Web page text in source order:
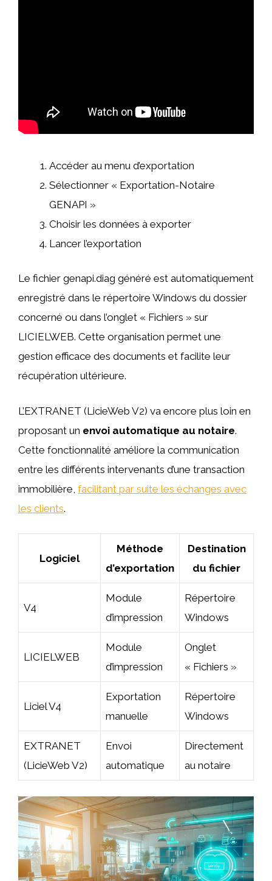
Accéder au menu d’exportation
Sélectionner « Exportation-Notaire
GENAPI »
Choisir les données à exporter
Lancer l’exportation
Le fichier genapi.diag généré est automatiquement
enregistré dans le répertoire Windows du dossier
concerné ou dans l’onglet « Fichiers » sur
LICIELWEB. Cette organisation permet une
gestion efficace des documents et facilite leur
récupération ultérieure.
L’EXTRANET (LicieWeb V2) va encore plus loin en
proposant un envoi automatique au notaire.
Cette fonctionnalité améliore la communication
entre les différents intervenants d’une transaction
immobilière, facilitant par suite les échanges avec
les clients.
Logiciel
Méthode
d’exportation
Destination
du fichier
V4
Module
d’impression
Répertoire
Windows
LICIELWEB
Module
d’impression
Onglet
« Fichiers »
Liciel V4
Exportation
manuelle
Répertoire
Windows
EXTRANET
(LicieWeb V2)
Envoi
automatique
Directement
au notaire